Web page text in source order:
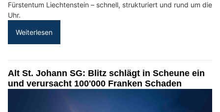
Fürstentum Liechtenstein – schnell, strukturiert und rund um die
Uhr.
Weiterlesen
Alt St. Johann SG: Blitz schlägt in Scheune ein
und verursacht 100'000 Franken Schaden